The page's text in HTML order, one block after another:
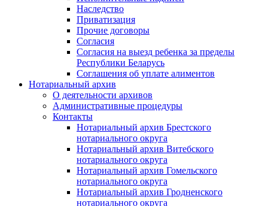
Наследство
Приватизация
Прочие договоры
Согласия
Согласия на выезд ребенка за пределы
Республики Беларусь
Соглашения об уплате алиментов
Нотариальный архив
О деятельности архивов
Административные процедуры
Контакты
Нотариальный архив Брестского
нотариального округа
Нотариальный архив Витебского
нотариального округа
Нотариальный архив Гомельского
нотариального округа
Нотариальный архив Гродненского
нотариального округа